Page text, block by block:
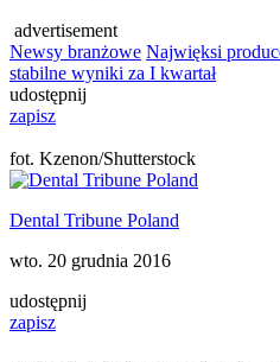
advertisement
Newsy branżowe Najwięksi
stabilne wyniki za I kwartał
udostępnij
zapisz
fot. Kzenon/Shutterstock
udostępnij